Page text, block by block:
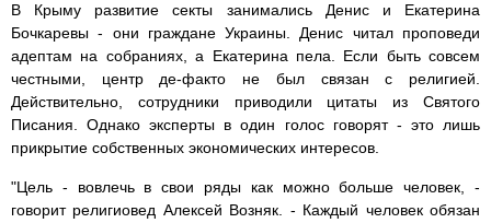
В Крыму развитие секты занимались Денис и Екатерина
Бочкаревы - они граждане Украины. Денис читал проповеди
адептам на собраниях, а Екатерина пела. Если быть совсем
честными, центр де-факто не был связан с религией.
Действительно, сотрудники приводили цитаты из Святого
Писания. Однако эксперты в один голос говорят - это лишь
прикрытие собственных экономических интересов.
"Цель - вовлечь в свои ряды как можно больше человек, -
говорит религиовед Алексей Возняк. - Каждый человек обязан